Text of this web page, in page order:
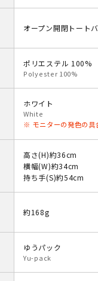
オープン開閉トート
ポリエステル 100%
Polyester 100%
ホワイト
White
※ モニターの発色の具
高さ(H)約36cm
横幅(W)約34cm
持ち手(S)約54cm
約168g
ゆうパック
Yu-pack